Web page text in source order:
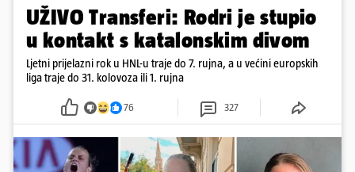
UŽIVO Transferi: Rodri je stupio
u kontakt s katalonskim divom
Ljetni prijelazni rok u HNL-u traje do 7. rujna, a u većini europskih
liga traje do 31. kolovoza ili 1. rujna
76 327